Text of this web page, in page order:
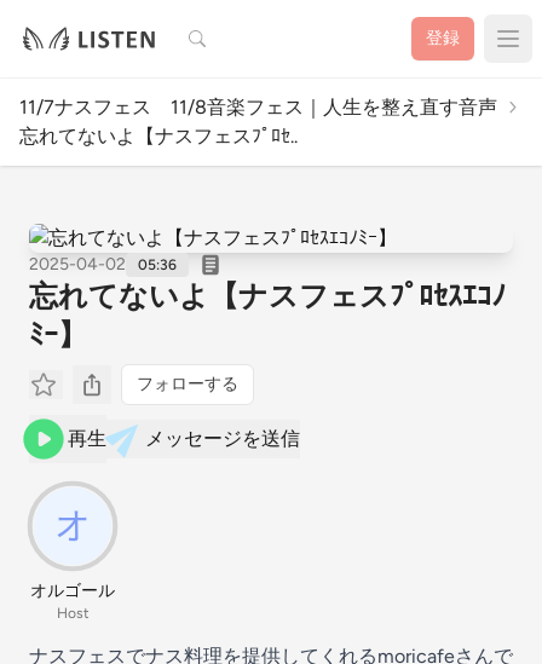
検索 登録
11/7ナスフェス 11/8音楽フェス｜人生を整え直す音声
忘れてないよ【ナスフェスﾌﾟﾛｾ..
2025-04-02 05:36
忘れてないよ【ナスフェスﾌﾟﾛｾｽｴｺﾉ
ﾐｰ】
フォローする
再生 メッセージを送信
オルゴール
Host
ナスフェスでナス料理を提供してくれるmoricafeさんで